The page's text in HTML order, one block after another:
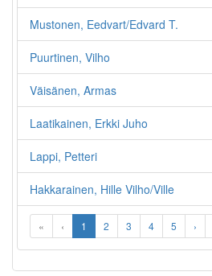
Mustonen, Eedvart/Edvard T.
Puurtinen, Vilho
Väisänen, Armas
Laatikainen, Erkki Juho
Lappi, Petteri
Hakkarainen, Hille Vilho/Ville
« ‹ 1 2 3 4 5 ›